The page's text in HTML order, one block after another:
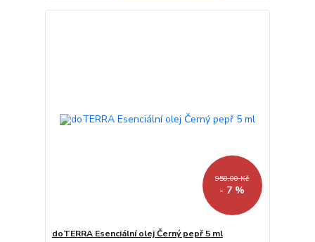
958,00 Kč
- 7 %
doTERRA Esenciální olej Černý pepř 5 ml